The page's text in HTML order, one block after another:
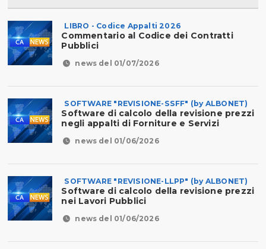
LIBRO - Codice Appalti 2026
Commentario al Codice dei Contratti
Pubblici
news del 01/07/2026
SOFTWARE "REVISIONE-SSFF" (by ALBONET)
Software di calcolo della revisione prezzi
negli appalti di Forniture e Servizi
news del 01/06/2026
SOFTWARE "REVISIONE-LLPP" (by ALBONET)
Software di calcolo della revisione prezzi
nei Lavori Pubblici
news del 01/06/2026